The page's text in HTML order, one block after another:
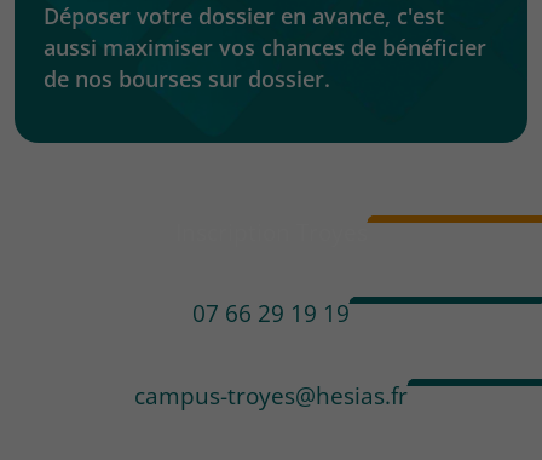
Déposer votre dossier en avance, c'est
aussi maximiser vos chances de bénéficier
de nos bourses sur dossier.
Inscription Troyes
07 66 29 19 19
campus-troyes@hesias.fr